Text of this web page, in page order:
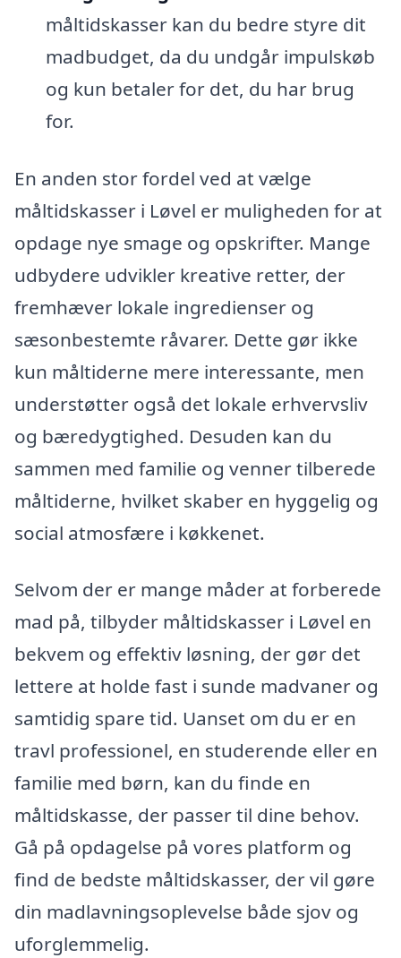
måltidskasser kan du bedre styre dit
madbudget, da du undgår impulskøb
og kun betaler for det, du har brug
for.
En anden stor fordel ved at vælge
måltidskasser i Løvel er muligheden for at
opdage nye smage og opskrifter. Mange
udbydere udvikler kreative retter, der
fremhæver lokale ingredienser og
sæsonbestemte råvarer. Dette gør ikke
kun måltiderne mere interessante, men
understøtter også det lokale erhvervsliv
og bæredygtighed. Desuden kan du
sammen med familie og venner tilberede
måltiderne, hvilket skaber en hyggelig og
social atmosfære i køkkenet.
Selvom der er mange måder at forberede
mad på, tilbyder måltidskasser i Løvel en
bekvem og effektiv løsning, der gør det
lettere at holde fast i sunde madvaner og
samtidig spare tid. Uanset om du er en
travl professionel, en studerende eller en
familie med børn, kan du finde en
måltidskasse, der passer til dine behov.
Gå på opdagelse på vores platform og
find de bedste måltidskasser, der vil gøre
din madlavningsoplevelse både sjov og
uforglemmelig.